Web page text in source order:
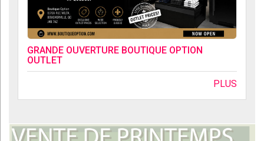
GRANDE OUVERTURE BOUTIQUE OPTION
OUTLET
PLUS